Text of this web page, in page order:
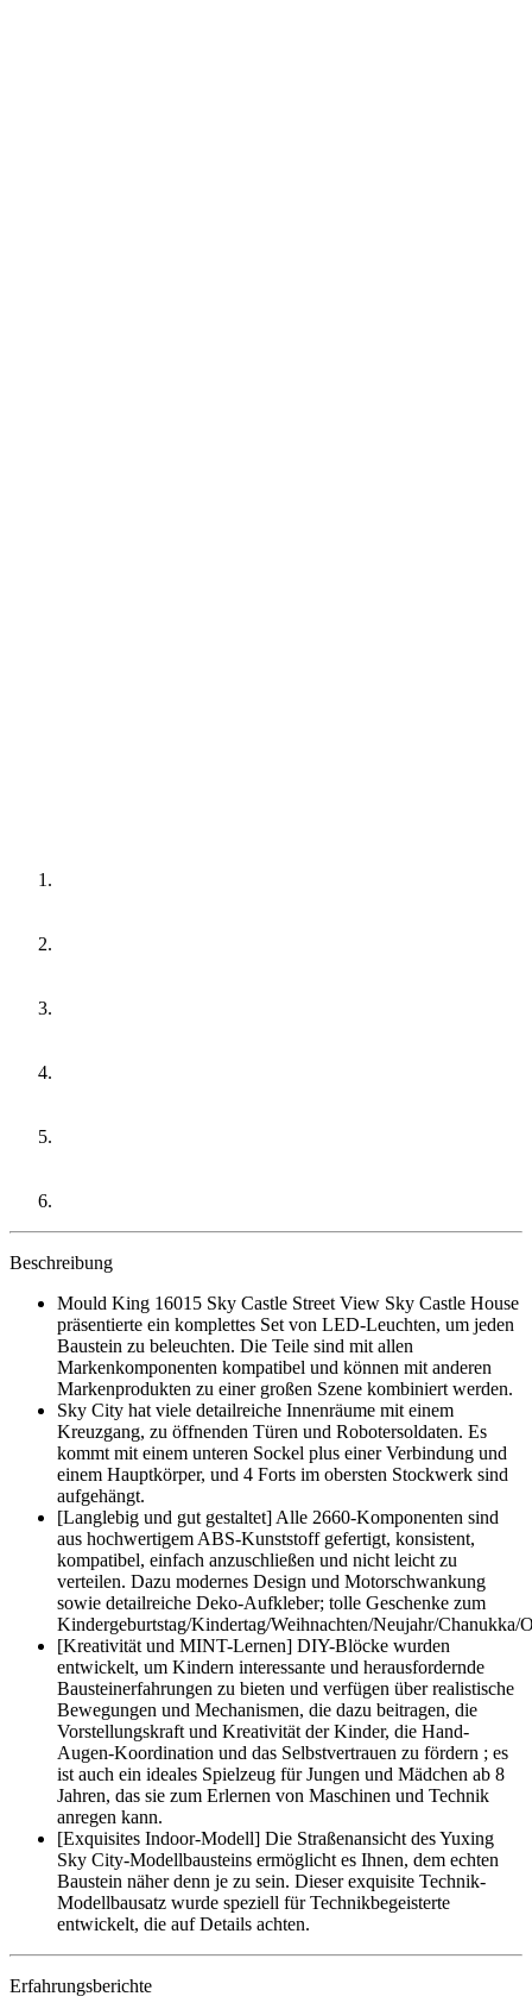
Beschreibung
Mould King 16015 Sky Castle Street View Sky Castle House
präsentierte ein komplettes Set von LED-Leuchten, um jeden
Baustein zu beleuchten. Die Teile sind mit allen
Markenkomponenten kompatibel und können mit anderen
Markenprodukten zu einer großen Szene kombiniert werden.
Sky City hat viele detailreiche Innenräume mit einem
Kreuzgang, zu öffnenden Türen und Robotersoldaten. Es
kommt mit einem unteren Sockel plus einer Verbindung und
einem Hauptkörper, und 4 Forts im obersten Stockwerk sind
aufgehängt.
[Langlebig und gut gestaltet] Alle 2660-Komponenten sind
aus hochwertigem ABS-Kunststoff gefertigt, konsistent,
kompatibel, einfach anzuschließen und nicht leicht zu
verteilen. Dazu modernes Design und Motorschwankung
sowie detailreiche Deko-Aufkleber; tolle Geschenke zum
Kindergeburtstag/Kindertag/Weihnachten/Neujahr/Chanukka/
[Kreativität und MINT-Lernen] DIY-Blöcke wurden
entwickelt, um Kindern interessante und herausfordernde
Bausteinerfahrungen zu bieten und verfügen über realistische
Bewegungen und Mechanismen, die dazu beitragen, die
Vorstellungskraft und Kreativität der Kinder, die Hand-
Augen-Koordination und das Selbstvertrauen zu fördern ; es
ist auch ein ideales Spielzeug für Jungen und Mädchen ab 8
Jahren, das sie zum Erlernen von Maschinen und Technik
anregen kann.
[Exquisites Indoor-Modell] Die Straßenansicht des Yuxing
Sky City-Modellbausteins ermöglicht es Ihnen, dem echten
Baustein näher denn je zu sein. Dieser exquisite Technik-
Modellbausatz wurde speziell für Technikbegeisterte
entwickelt, die auf Details achten.
Erfahrungsberichte